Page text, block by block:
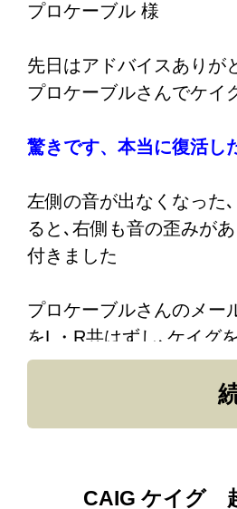
スピーカーケーブルのア
今までもゾクッとするほ
何度も聴いた曲でも久し
ガリ音が出始めたのは５
ト、GLYPH購入以前、ま
高の音に浸っています！
先日購入したモガミカナ
が（笑）、ELIYAのCD
プロケーブル 様
先日はアドバイスありが
プロケーブルさんでケイ
驚きです、 本当に復活し
左側の音が出なくなった
ると､右側も音の歪みが
付きました
プロケーブルさんのメー
をL・R共はずし､ケイグ
後､正直これで直るのか
プロケーブルさんのお
CAIG ケイグ